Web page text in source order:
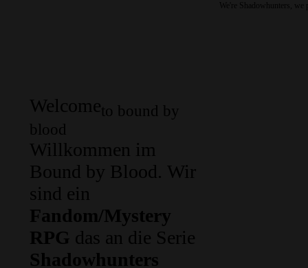
We're Shadowhunters,
Welcometo bound by
blood
Willkommen im
Bound by Blood. Wir
sind ein
Fandom/Mystery
RPG das an die Serie
Shadowhunters